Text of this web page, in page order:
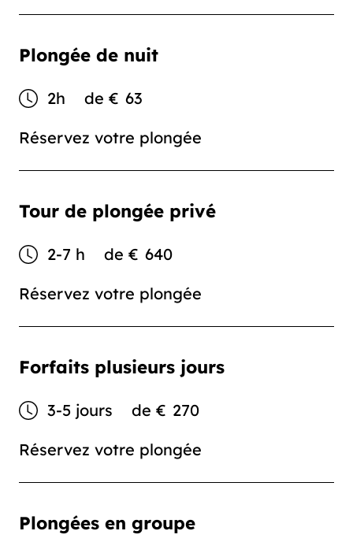
Plongée de nuit
2h de € 63
Réservez votre plongée
Tour de plongée privé
2-7 h de € 640
Réservez votre plongée
Forfaits plusieurs jours
3-5 jours de € 270
Réservez votre plongée
Plongées en groupe